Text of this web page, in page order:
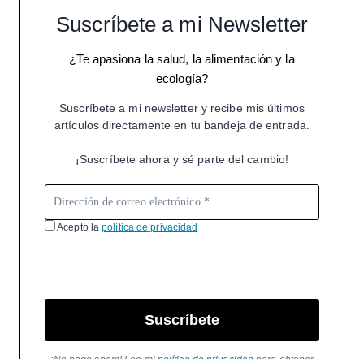
Suscríbete a mi Newsletter
¿Te apasiona la salud, la alimentación y la
ecología?
Suscríbete a mi newsletter y recibe mis últimos
artículos directamente en tu bandeja de entrada.
¡Suscríbete ahora y sé parte del cambio!
Acepto lapolítica de privacidad
Suscríbete